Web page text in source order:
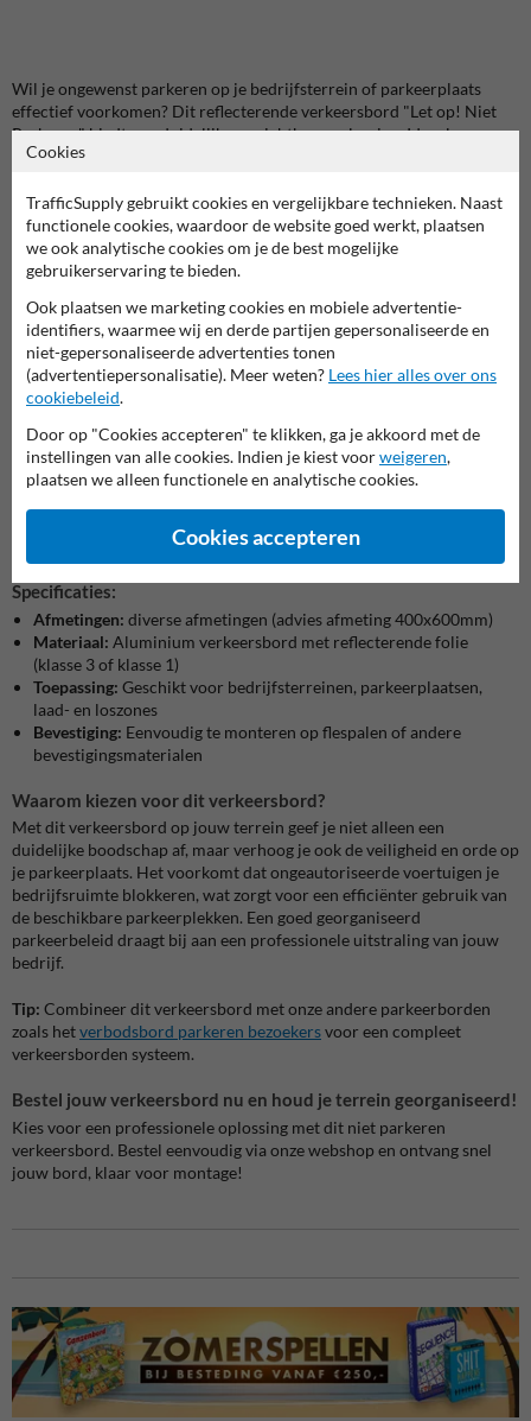
Wil je ongewenst parkeren op je bedrijfsterrein of parkeerplaats
effectief voorkomen? Dit reflecterende verkeersbord "Let op! Niet
Parkeren" biedt een duidelijke en zichtbare oplossing. Ideaal voor
bedrijven en organisaties die een georganiseerd parkeerbeleid willen
toegang hebben tot hun terrein.
Voordelen van dit niet parkeren verkeersbord:
Zichtbaar en opvallend:De reflecterende folie (klasse 3) zorgt
ervoor dat het bord ook bij weinig licht of slecht weer goed
zichtbaar is, zodat je boodschap altijd duidelijk overkomt.
Duurzaam en weerbestendig: Gemaakt van hoogwaardig
aluminium dat bestand is tegen alle weersomstandigheden, voor
langdurige bescherming en een nette uitstraling.
Eenvoudige montage:
of direct op een muur, zodat je flexibel bent in de plaatsing van het
bord.
Professioneel ontwerp:Het strakke design met de duidelijke tekst
ongewenste situaties te voorkomen.
Specificaties:
Afmetingen: diverse afmetingen (advies afmeting 400x600mm)
Materiaal: Aluminium verkeersbord met reflecterende folie
(klasse 3 of klasse 1)
Toepassing: Geschikt voor bedrijfsterreinen, parkeerplaatsen,
laad- en loszones
Bevestiging: Eenvoudig te monteren op flespalen of andere
bevestigingsmaterialen
Waarom kiezen voor dit verkeersbord?
Met dit verkeersbord op jouw terrein geef je niet alleen een
duidelijke boodschap af, maar verhoog je ook de veiligheid en orde op
je parkeerplaats. Het voorkomt dat ongeautoriseerde voertuigen je
bedrijfsruimte blokkeren, wat zorgt voor een efficiënter gebruik van
de beschikbare parkeerplekken. Een goed georganiseerd
parkeerbeleid draagt bij aan een professionele uitstraling van jouw
bedrijf.
Tip: Combineer dit verkeersbord met onze andere parkeerborden
zoals hetverbodsbord parkeren bezoekersvoor een compleet
verkeersborden systeem.
Bestel jouw verkeersbord nu en houd je terrein georganiseerd!
Kies voor een professionele oplossing met dit niet parkeren
verkeersbord. Bestel eenvoudig via onze webshop en ontvang snel
jouw bord, klaar voor montage!
Cookies
TrafficSupply gebruikt cookies en vergelijkbare technieken. Naast
functionele cookies, waardoor de website goed werkt, plaatsen
we ook analytische cookies om je de best mogelijke
gebruikerservaring te bieden.
Ook plaatsen we marketing cookies en mobiele advertentie-
identifiers, waarmee wij en derde partijen gepersonaliseerde en
niet-gepersonaliseerde advertenties tonen
(advertentiepersonalisatie). Meer weten? Lees hier alles over ons
cookiebeleid.
Door op "Cookies accepteren" te klikken, ga je akkoord met de
instellingen van alle cookies. Indien je kiest voorweigeren,
plaatsen we alleen functionele en analytische cookies.
Cookies accepteren